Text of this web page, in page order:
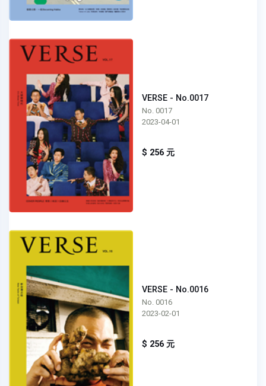
VERSE - No.0017
No. 0017
2023-04-01
$ 256 元
VERSE - No.0016
No. 0016
2023-02-01
$ 256 元